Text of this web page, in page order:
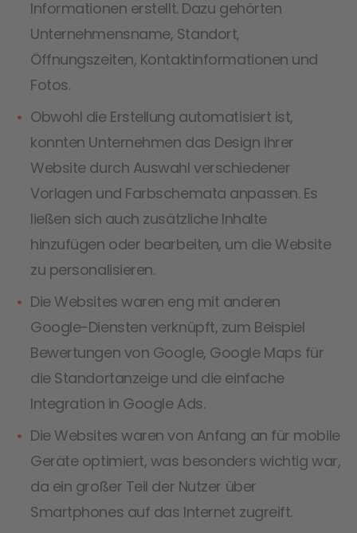
Informationen erstellt. Dazu gehörten
Unternehmensname, Standort,
Öffnungszeiten, Kontaktinformationen und
Fotos.
Obwohl die Erstellung automatisiert ist,
konnten Unternehmen das Design ihrer
Website durch Auswahl verschiedener
Vorlagen und Farbschemata anpassen. Es
ließen sich auch zusätzliche Inhalte
hinzufügen oder bearbeiten, um die Website
zu personalisieren.
Die Websites waren eng mit anderen
Google-Diensten verknüpft, zum Beispiel
Bewertungen von Google, Google Maps für
die Standortanzeige und die einfache
Integration in Google Ads.
Die Websites waren von Anfang an für mobile
Geräte optimiert, was besonders wichtig war,
da ein großer Teil der Nutzer über
Smartphones auf das Internet zugreift.